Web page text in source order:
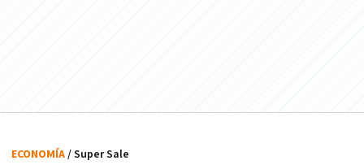
ECONOMÍA/ Super Sale